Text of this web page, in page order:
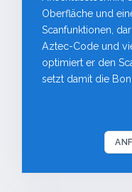
Oberfläche und
Scanfunktionen,
Aztec-Code und
optimiert er den
setzt damit die